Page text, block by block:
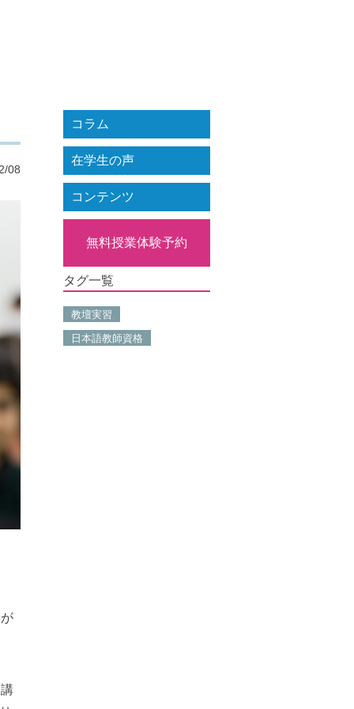
08
コラム
在学生の声
コンテンツ
無料授業体験予約
タグ一覧
教壇実習
日本語教師資格